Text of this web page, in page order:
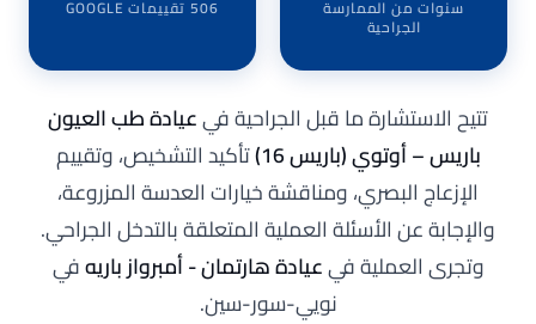
سنوات من الممارسة
الجراحية
506 تقييمات GOOGLE
تتيح الاستشارة ما قبل الجراحية فيعيادة طب العيون
باريس – أوتوي(باريس 16)
تأكيد التشخيص، وتقييم
الإزعاج البصري، ومناقشة خيارات العدسة المزروعة،
والإجابة عن الأسئلة العملية المتعلقة بالتدخل الجراحي.
وتجرى العملية فيعيادة هارتمان - أمبرواز باريهفي
نويي-سور-سين.